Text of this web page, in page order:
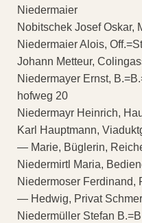
Niedermaier
Nobitschek Josef Oskar,
Niedermaier Alois,
Johann Metteur,
Niedermayer Ernst,
hofweg 20
Niedermayr Heinrich,
Karl Hauptmann,
— Marie, Büglerin,
Niedermirtl Maria,
Niedermoser Ferdinand,
— Hedwig, Privat
Niedermüller Stefan